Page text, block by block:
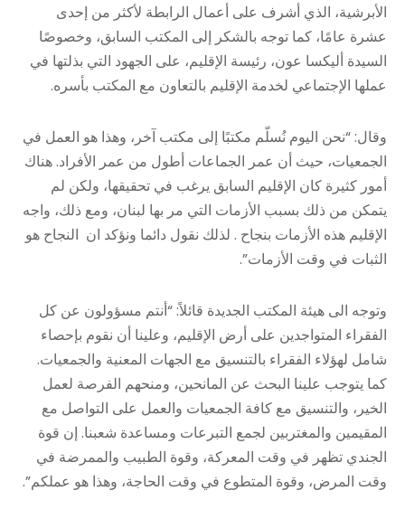
الأبرشية، الذي أشرف على أعمال الرابطة لأكثر من إحدى
عشرة عامًا، كما توجه بالشكر إلى المكتب السابق، وخصوصًا
السيدة أليكسا عون، رئيسة الإقليم، على الجهود التي بذلتها في
عملها الإجتماعي لخدمة الإقليم بالتعاون مع المكتب بأسره.
وقال: “نحن اليوم نُسلّم مكتبًا إلى مكتب آخر، وهذا هو العمل في
الجمعيات، حيث أن عمر الجماعات أطول من عمر الأفراد. هناك
أمور كثيرة كان الإقليم السابق يرغب في تحقيقها، ولكن لم
يتمكن من ذلك بسبب الأزمات التي مر بها لبنان، ومع ذلك، واجه
الإقليم هذه الأزمات بنجاح . لذلك نقول دائما ونؤكد ان النجاح هو
الثبات في وقت الأزمات”.
وتوجه الى هيئة المكتب الجديدة قائلاً: “أنتم مسؤولون عن كل
الفقراء المتواجدين على أرض الإقليم، وعلينا أن نقوم بإحصاء
شامل لهؤلاء الفقراء بالتنسيق مع الجهات المعنية والجمعيات.
كما يتوجب علينا البحث عن المانحين، ومنحهم الفرصة لعمل
الخير، والتنسيق مع كافة الجمعيات والعمل على التواصل مع
المقيمين والمغتربين لجمع التبرعات ومساعدة شعبنا. إن قوة
الجندي تظهر في وقت المعركة، وقوة الطبيب والممرضة في
وقت المرض، وقوة المتطوع في وقت الحاجة، وهذا هو عملكم”.